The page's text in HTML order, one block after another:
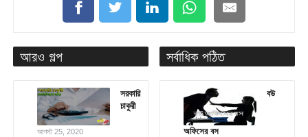
আরও গল্প
সরকারি
চাকুরী
আগস্ট 25, 2020
সর্বাধিক পঠিত
বউ
অফিসের বস